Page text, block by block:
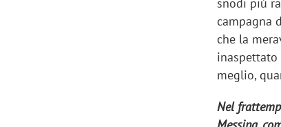
snodi più
campagna
che la
inaspettato
meglio,
Nel